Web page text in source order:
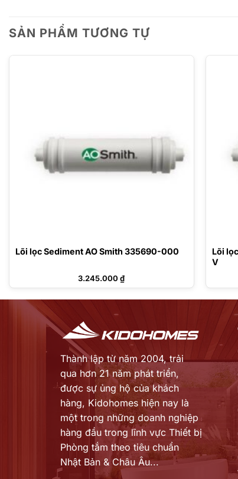
SẢN PHẨM TƯƠNG TỰ
Lõi lọc Sediment AO Smith 335690-000
3.245.000₫
Lõi
V
Thành lập từ năm 2004, trải
qua hơn 21 năm phát triển,
được sự ủng hộ của khách
hàng, Kidohomes hiện nay là
một trong những doanh nghiệp
hàng đầu trong lĩnh vực Thiết bị
Phòng tắm theo tiêu chuẩn
Nhật Bản & Châu Âu...